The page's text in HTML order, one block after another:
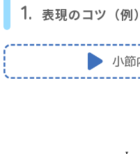
1. 表現のコツ（例）